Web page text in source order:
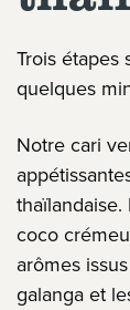
Trois étapes
quelques
Notre cari
coco
arômes
galanga et